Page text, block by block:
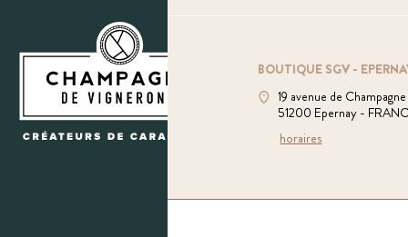
BOUTIQUE SGV -
19 avenue de Champagne
51200 Epernay -
horaires